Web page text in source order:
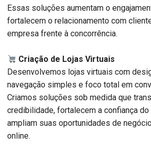
Essas soluções aumentam o
fortalecem o relacionamento com
empresa frente à concorrência.
Criação de Lojas Virtuais
Desenvolvemos lojas virtuais com
navegação simples e foco total em
Criamos soluções sob medida que
credibilidade, fortalecem a confiança
ampliam suas oportunidades de
online.